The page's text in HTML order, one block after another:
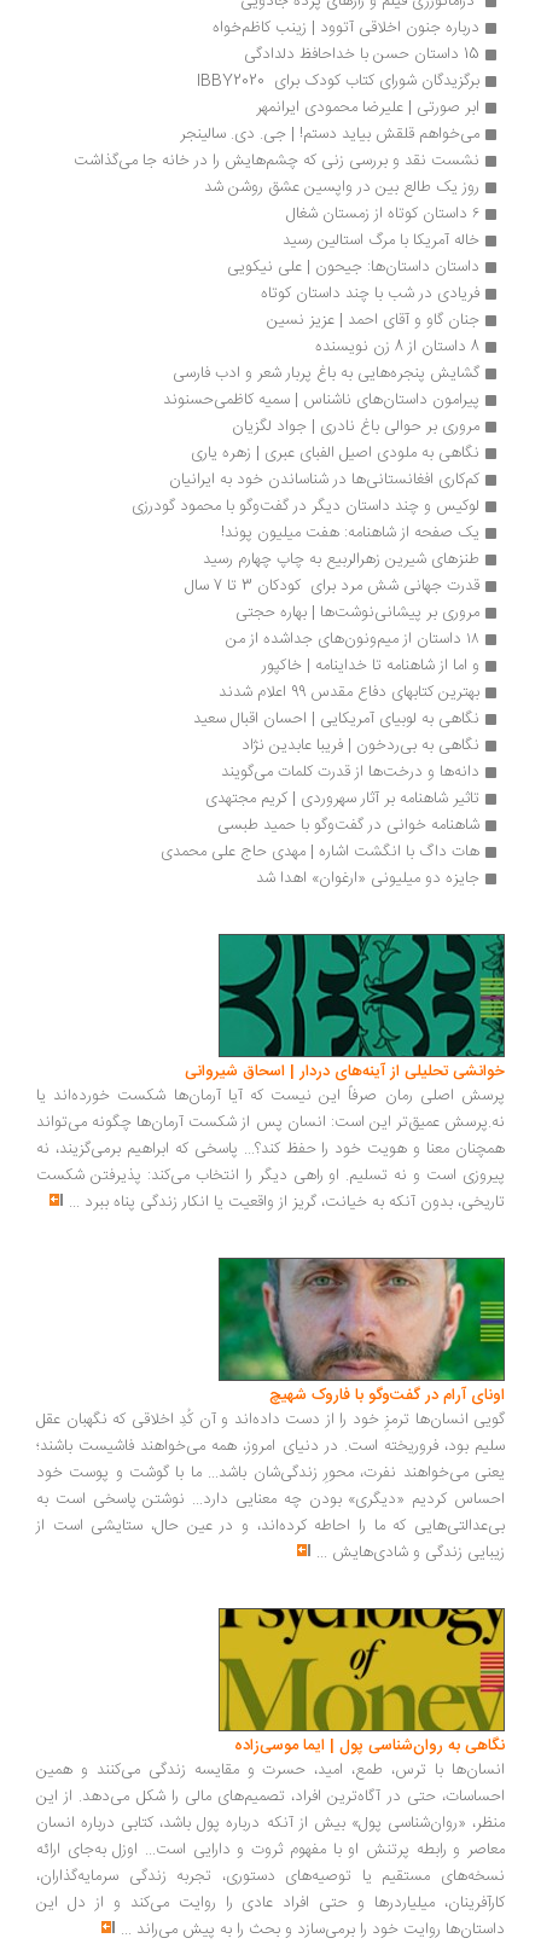
درباره جنون اخلاقی آتوود | زینب کاظم‌خواه
برگزیدگان شورای کتاب کودک برای  IBBY2020
ابر صورتی | علیرضا محمودی ایرانمهر
می‌خواهم قلقش بیاید دستم! | جی. دی. سالینجر
نشست نقد و بررسی زنی که چشم‌هایش را در خانه جا می‌گذاشت
روز یک طالع بین در واپسین عشق روشن شد
خاله آمریکا با مرگ استالین رسید
داستان داستان‌ها: جیحون | علی نیکویی
فریادی در شب با چند داستان کوتاه
جنان گاو و آقای احمد | عزیز نسین
گشایش پنجره‌هایی به باغ پربار شعر و ادب فارسی
پیرامون داستان‌های ناشناس | سمیه کاظمی‌حسنوند
مروری بر حوالی باغ نادری | جواد لگزیان
نگاهی به ملودی اصیل الفبای عبری | زهره یاری
کم‌کاری افغانستانی‌ها در شناساندن خود به ایرانیان
لوکیس و چند داستان دیگر در گفت‌وگو با محمود گودرزی
یک صفحه از شاهنامه: هفت میلیون پوند!
طنزهای شیرین زهرالربیع به چاپ چهارم رسید
قدرت جهانی شش مرد برای  کودکان 3 تا 7 سال
مروری بر پیشانی‌نوشت‌ها | بهاره حجتی
و اما از شاهنامه تا خداینامه | خاکپور
بهترین کتابهای دفاع مقدس 99 اعلام شدند
نگاهی به لوبیای آمریکایی | احسان اقبال سعید
نگاهی به بی‌ردخون | فریبا عابدین نژاد
دانه‌ها و درخت‌ها از قدرت کلمات می‌گویند
تاثیر شاهنامه بر آثار سهروردی | کریم مجتهدی
شاهنامه خوانی در گفت‌وگو با حمید طبسی
هات داگ با انگشت اشاره | مهدی حاج علی محمدی
جایزه دو میلیونی «ارغوان» اهدا شد
تحلیلی از آینه‌های دردار | اسحاق شیروانی
اصلی رمان صرفاً این نیست که آیا آرمان‌ها شکست خورده‌اند یا
عمیق‌تر این است: انسان پس از شکست آرمان‌ها چگونه می‌تواند
معنا و هویت خود را حفظ کند؟... پاسخی که ابراهیم برمی‌گزیند، نه
است و نه تسلیم. او راهی دیگر را انتخاب می‌کند: پذیرفتن شکست
بدون آنکه به خیانت، گریز از واقعیت یا انکار زندگی پناه ببرد...
آرام در گفت‌وگو با فاروک شهیچ‭
انسان‌ها ترمزِ خود را از دست داده‌اند و آن کُدِ اخلاقی که نگهبان عقل
بود، فروریخته است. در دنیای امروز، همه می‌خواهند فاشیست باشند؛
می‌خواهند نفرت، محورِ زندگی‌شان باشد... ما با گوشت و پوست خود
کردیم «دیگری» بودن چه معنایی دارد... نوشتن پاسخی است به
که ما را احاطه کرده‌اند، و در عین حال، ستایشی است از
زندگی و شادی‌هایش...
به روان‌شناسی پول | ایما موسی‌زاده
با ترس، طمع، امید، حسرت و مقایسه زندگی می‌کنند و همین
حتی در آگاه‌ترین افراد، تصمیم‌های مالی را شکل می‌دهد. از این
«روان‌شناسی پول» بیش از آنکه درباره پول باشد، کتابی درباره انسان
و رابطه پرتنش او با مفهوم ثروت و دارایی است... اوزل به‌جای ارائه
مستقیم یا توصیه‌های دستوری، تجربه زندگی سرمایه‌گذاران،
میلیاردرها و حتی افراد عادی را روایت می‌کند و از دل این
روایت خود را برمی‌سازد و بحث را به پیش می‌راند ...